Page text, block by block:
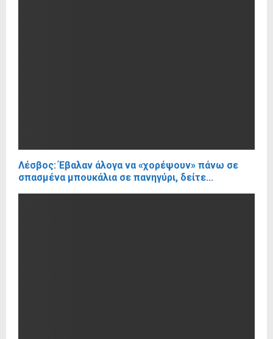
Λέσβος: Έβαλαν άλογα να «χορέψουν» πάνω σε
σπασμένα μπουκάλια σε πανηγύρι, δείτε...